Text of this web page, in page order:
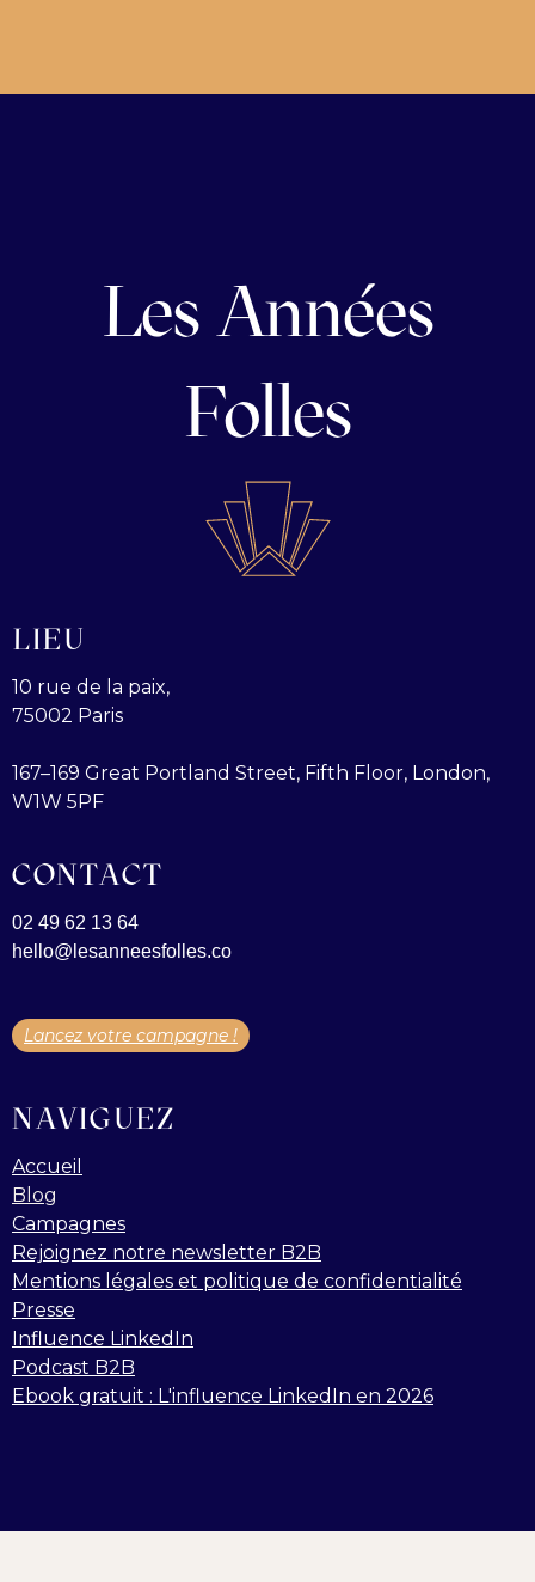
Les Années
Folles
LIEU
10 rue de la paix,
75002 Paris
167–169 Great Portland Street, Fifth Floor, London,
W1W 5PF
CONTACT
02 49 62 13 64
hello@lesanneesfolles.co
Lancez votre campagne !
NAVIGUEZ
Accueil
Blog
Campagnes
Rejoignez notre newsletter B2B
Mentions légales et politique de confidentialité
Presse
Influence LinkedIn
Podcast B2B
Ebook gratuit : L'influence LinkedIn en 2026